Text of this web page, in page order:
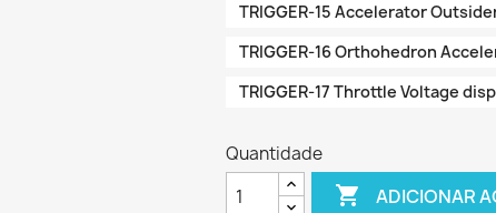
TRIGGER-15 Accelerator
TRIGGER-16 Orthohedron
TRIGGER-17 Throttle Voltage
Quantidade
 ADICIONAR